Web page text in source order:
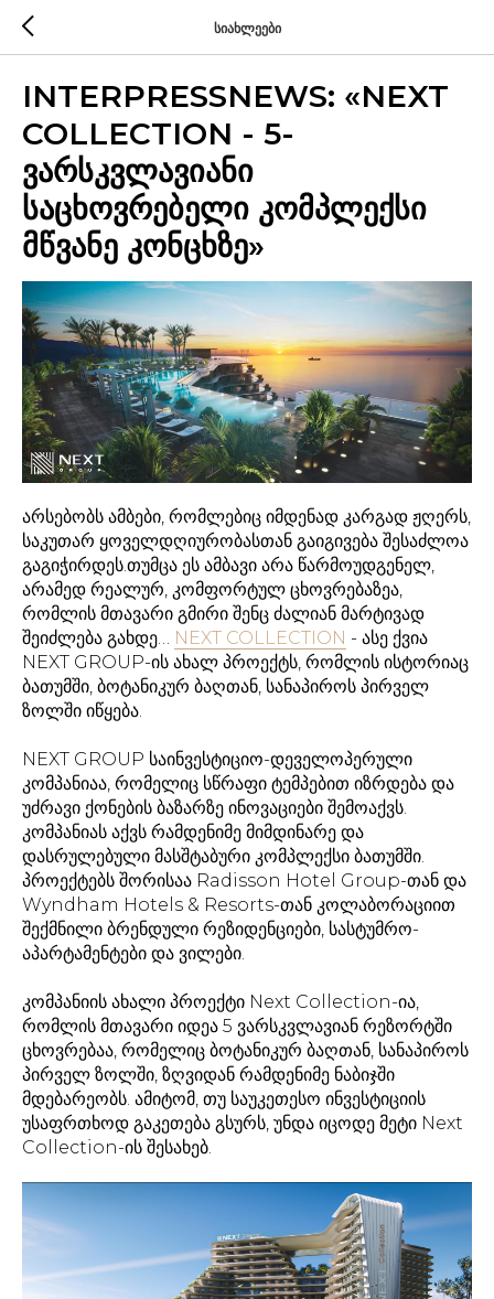
სიახლეები
INTERPRESSNEWS: «NEXT
COLLECTION - 5-
ვარსკვლავიანი
საცხოვრებელი კომპლექსი
მწვანე კონცხზე»
არსებობს ამბები, რომლებიც იმდენად კარგად ჟღერს,
საკუთარ ყოველდღიურობასთან გაიგივება შესაძლოა
გაგიჭირდეს.თუმცა ეს ამბავი არა წარმოუდგენელ,
არამედ რეალურ, კომფორტულ ცხოვრებაზეა,
რომლის მთავარი გმირი შენც ძალიან მარტივად
შეიძლება გახდე…
NEXT COLLECTION - ასე ქვია
NEXT GROUP-ის ახალ პროექტს, რომლის ისტორიაც
ბათუმში, ბოტანიკურ ბაღთან, სანაპიროს პირველ
ზოლში იწყება.
NEXT GROUP საინვესტიციო-დეველოპერული
კომპანიაა, რომელიც სწრაფი ტემპებით იზრდება და
უძრავი ქონების ბაზარზე ინოვაციები შემოაქვს.
კომპანიას აქვს რამდენიმე მიმდინარე და
დასრულებული მასშტაბური კომპლექსი ბათუმში.
პროექტებს შორისაა Radisson Hotel Group-თან და
Wyndham Hotels & Resorts-თან კოლაბორაციით
შექმნილი ბრენდული რეზიდენციები, სასტუმრო-
აპარტამენტები და ვილები.
კომპანიის ახალი პროექტი Next Collection-ია,
რომლის მთავარი იდეა 5 ვარსკვლავიან რეზორტში
ცხოვრებაა, რომელიც ბოტანიკურ ბაღთან, სანაპიროს
პირველ ზოლში, ზღვიდან რამდენიმე ნაბიჯში
მდებარეობს. ამიტომ, თუ საუკეთესო ინვესტიციის
უსაფრთხოდ გაკეთება გსურს, უნდა იცოდე მეტი Next
Collection-ის შესახებ.